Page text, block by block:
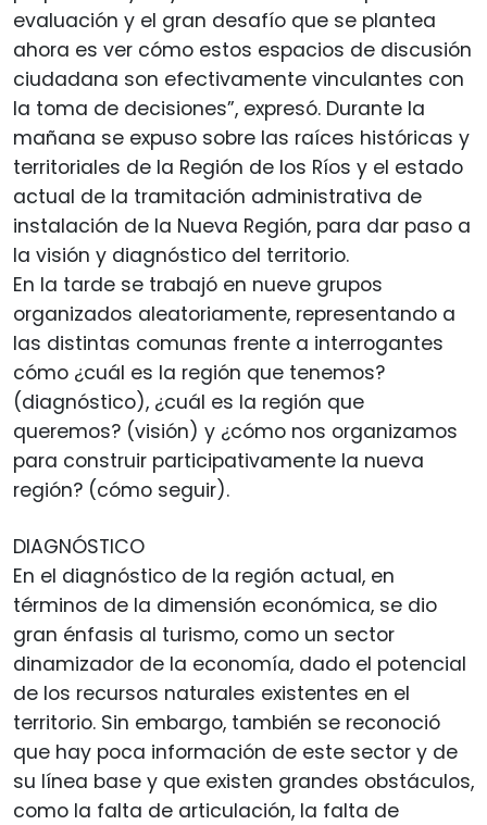
evaluación y el gran desafío que se plantea
ahora es ver cómo estos espacios de discusión
ciudadana son efectivamente vinculantes con
la toma de decisiones”, expresó. Durante la
mañana se expuso sobre las raíces históricas y
territoriales de la Región de los Ríos y el estado
actual de la tramitación administrativa de
instalación de la Nueva Región, para dar paso a
la visión y diagnóstico del territorio.
En la tarde se trabajó en nueve grupos
organizados aleatoriamente, representando a
las distintas comunas frente a interrogantes
cómo ¿cuál es la región que tenemos?
(diagnóstico), ¿cuál es la región que
queremos? (visión) y ¿cómo nos organizamos
para construir participativamente la nueva
región? (cómo seguir).
DIAGNÓSTICO
En el diagnóstico de la región actual, en
términos de la dimensión económica, se dio
gran énfasis al turismo, como un sector
dinamizador de la economía, dado el potencial
de los recursos naturales existentes en el
territorio. Sin embargo, también se reconoció
que hay poca información de este sector y de
su línea base y que existen grandes obstáculos,
como la falta de articulación, la falta de